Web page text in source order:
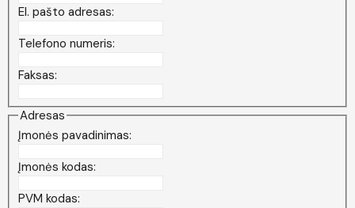
El. pašto adresas:
Telefono numeris:
Faksas:
Adresas
Įmonės pavadinimas:
Įmonės kodas:
PVM kodas: